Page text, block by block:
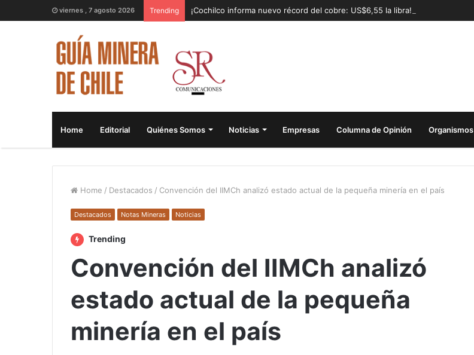
viernes , 7 agosto 2026 Trending ¡Cochilco informa nuevo récord del cobre: US$6,55 la libra!
Home Editorial Quiénes Somos Noticias Empresas Columna de Opinión Organismos
Home / Destacados / Convención del IIMCh analizó estado actual de la pequeña minería en el país
Destacados Notas Mineras Noticias
Trending
Convención del IIMCh analizó
estado actual de la pequeña
minería en el país